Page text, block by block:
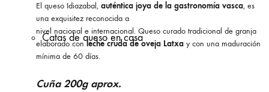
Catas de queso en casa
El queso Idiazabal, auténtica joya de la gastronomía vasca, es
una exquisitez reconocida a
nivel nacional e internacional. Queso curado tradicional de granja
elaborado conleche cruda de oveja Latxa y con una maduración
mínima de 60 días.
Cuña 200g aprox.